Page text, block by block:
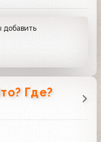
добавить
Где?